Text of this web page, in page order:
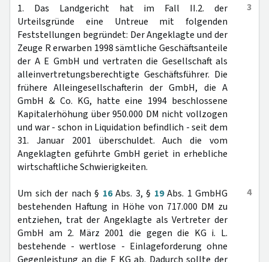
3
1. Das Landgericht hat im Fall II.2. der
Urteilsgründe eine Untreue mit folgenden
Feststellungen begründet: Der Angeklagte und der
Zeuge R erwarben 1998 sämtliche Geschäftsanteile
der A E GmbH und vertraten die Gesellschaft als
alleinvertretungsberechtigte Geschäftsführer. Die
frühere Alleingesellschafterin der GmbH, die A
GmbH & Co. KG, hatte eine 1994 beschlossene
Kapitalerhöhung über 950.000 DM nicht vollzogen
und war - schon in Liquidation befindlich - seit dem
31. Januar 2001 überschuldet. Auch die vom
Angeklagten geführte GmbH geriet in erhebliche
wirtschaftliche Schwierigkeiten.
4
Um sich der nach § 16Abs. 3, § 19Abs. 1 GmbHG
bestehenden Haftung in Höhe von 717.000 DM zu
entziehen, trat der Angeklagte als Vertreter der
GmbH am 2. März 2001 die gegen die KG i. L.
bestehende - wertlose - Einlageforderung ohne